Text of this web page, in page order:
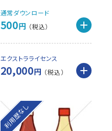
通常ダウンロード
500円
エクストラライセンス
20,000円
利用歴なし